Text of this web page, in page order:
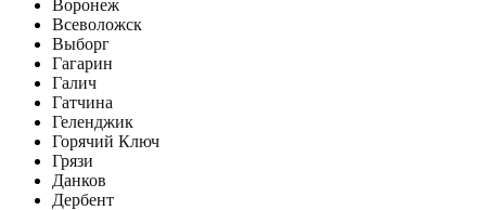
Воронеж
Всеволожск
Выборг
Гагарин
Галич
Гатчина
Геленджик
Горячий Ключ
Грязи
Данков
Дербент